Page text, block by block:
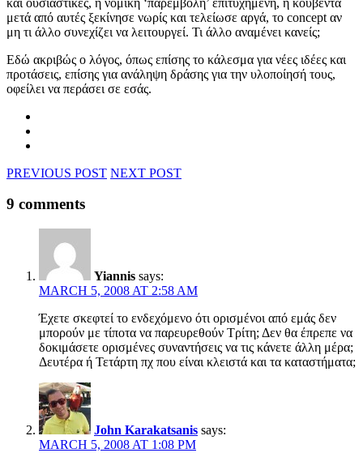
μετά από αυτές ξεκίνησε νωρίς και τελείωσε αργά, το concept αν
μη τι άλλο συνεχίζει να λειτουργεί. Τι άλλο αναμένει κανείς;
Εδώ ακριβώς ο λόγος, όπως επίσης το κάλεσμα για νέες ιδέες και
προτάσεις, επίσης για ανάληψη δράσης για την υλοποίησή τους,
οφείλει να περάσει σε εσάς.
PREVIOUS POST NEXT POST
9 comments
Yiannis says:
MARCH 5, 2008 AT 2:58 AM
Έχετε σκεφτεί το ενδεχόμενο ότι ορισμένοι από εμάς δεν
μπορούν με τίποτα να παρευρεθούν Τρίτη; Δεν θα έπρεπε να
δοκιμάσετε ορισμένες συναντήσεις να τις κάνετε άλλη μέρα;
Δευτέρα ή Τετάρτη πχ που είναι κλειστά και τα καταστήματα;
John Karakatsanis says:
MARCH 5, 2008 AT 1:08 PM